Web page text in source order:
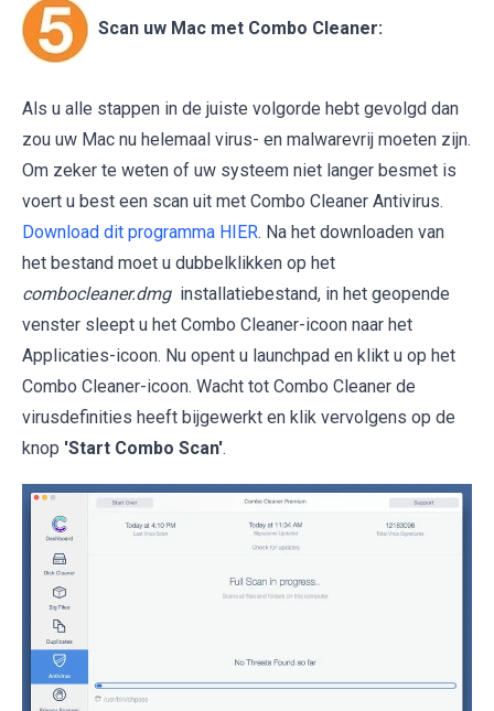
Scan uw Mac met Combo Cleaner:
Als u alle stappen in de juiste volgorde hebt gevolgd dan
zou uw Mac nu helemaal virus- en malwarevrij moeten zijn.
Om zeker te weten of uw systeem niet langer besmet is
voert u best een scan uit met Combo Cleaner Antivirus.
Download dit programma HIER. Na het downloaden van
het bestand moet u dubbelklikken op het
combocleaner.dmg installatiebestand, in het geopende
venster sleept u het Combo Cleaner-icoon naar het
Applicaties-icoon. Nu opent u launchpad en klikt u op het
Combo Cleaner-icoon. Wacht tot Combo Cleaner de
virusdefinities heeft bijgewerkt en klik vervolgens op de
knop 'Start Combo Scan'.